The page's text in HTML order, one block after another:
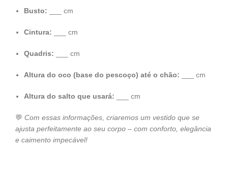
Busto: ___ cm
Cintura: ___ cm
Quadris: ___ cm
Altura do oco (base do pescoço) até o chão: ___ cm
Altura do salto que usará: ___ cm
💬 Com essas informações, criaremos um vestido que se
ajusta perfeitamente ao seu corpo – com conforto, elegância
e caimento impecável!